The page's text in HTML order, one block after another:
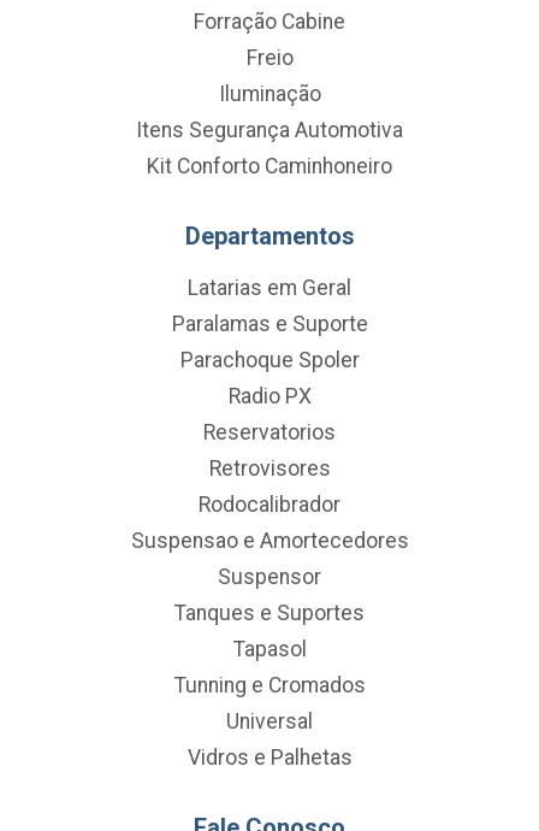
Forração Cabine
Freio
Iluminação
Itens Segurança Automotiva
Kit Conforto Caminhoneiro
Departamentos
Latarias em Geral
Paralamas e Suporte
Parachoque Spoler
Radio PX
Reservatorios
Retrovisores
Rodocalibrador
Suspensao e Amortecedores
Suspensor
Tanques e Suportes
Tapasol
Tunning e Cromados
Universal
Vidros e Palhetas